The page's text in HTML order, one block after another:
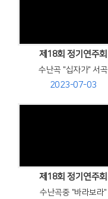
제18회 정기연주회
수난곡 "십자가" 서곡
2023-07-03
제18회 정기연주회
수난곡중 "바라보라"